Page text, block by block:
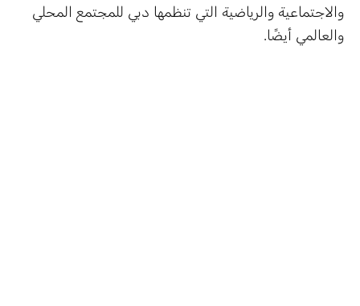
والاجتماعية والرياضية التي تنظمها دبي للمجتمع المحلي
والعالمي أيضًا.